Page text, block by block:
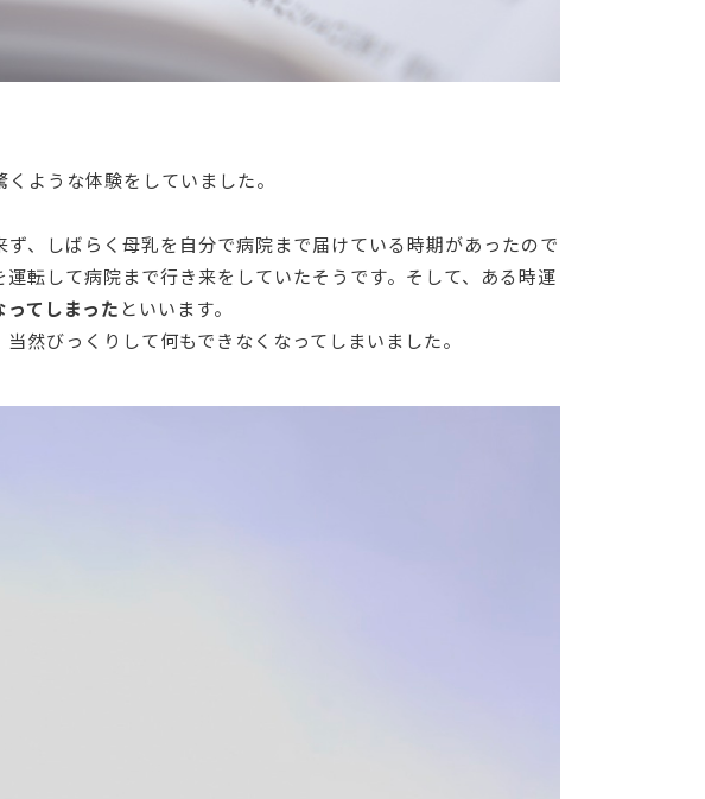
ような体験をしていました。
、しばらく母乳を自分で病院まで届けている時期があったので
転して病院まで行き来をしていたそうです。そして、ある時運
てしまった といいます。
然びっくりして何もできなくなってしまいました。